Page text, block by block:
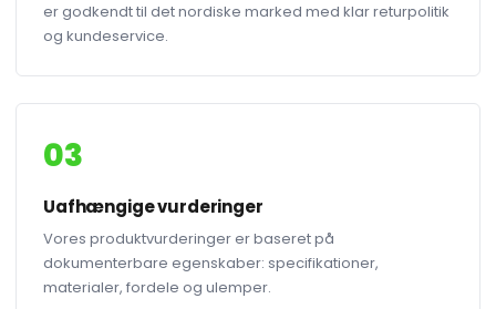
er godkendt til det nordiske marked med klar returpolitik
og kundeservice.
03
Uafhængige vurderinger
Vores produktvurderinger er baseret på
dokumenterbare egenskaber: specifikationer,
materialer, fordele og ulemper.